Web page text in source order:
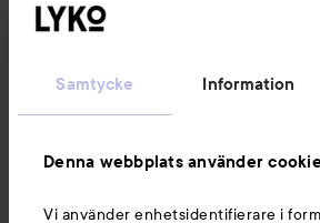
Samtycke Information
Denna webbplats använder
Vi använder enhetsidentifierare i
Du kanske också gillar